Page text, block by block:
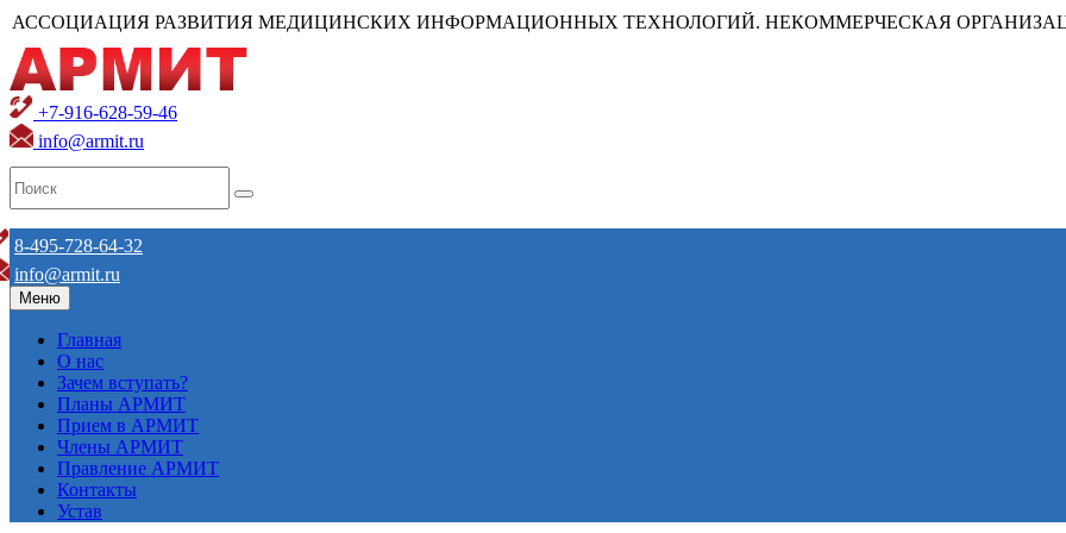
АССОЦИАЦИЯ РАЗВИТИЯ МЕДИЦИНСКИХ ИНФОРМАЦИОННЫХ ТЕХНОЛОГИЙ. НЕКОММЕРЧЕСКАЯ
+7-916-628-59-46
info@armit.ru
8-495-728-64-32
info@armit.ru
Меню
Главная
О нас
Зачем вступать?
Планы АРМИТ
Прием в АРМИТ
Члены АРМИТ
Правление АРМИТ
Контакты
Устав